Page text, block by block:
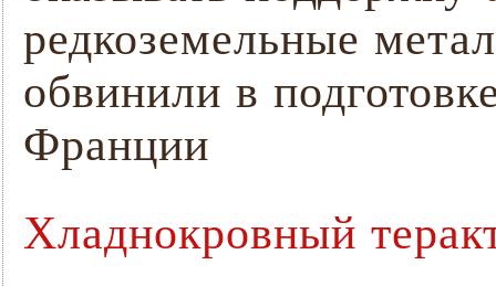
редкоземельные
обвинили в
Франции
Хладнокровный